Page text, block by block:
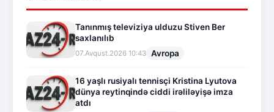
Tanınmış televiziya ulduzu Stiven Ber
saxlanılıb
07.Avqust.2026 10:43 Avropa
16 yaşlı rusiyalı tennisçi Kristina Lyutova
dünya reytinqində ciddi irəliləyişə imza
atdı